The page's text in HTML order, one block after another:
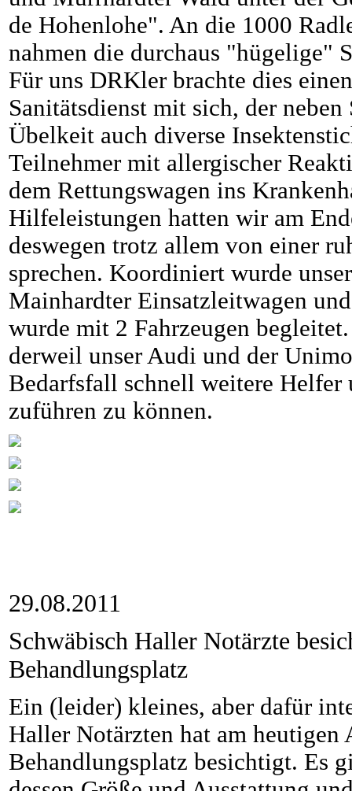
de Hohenlohe". An die 1000
nahmen die durchaus "hügelige"
Für uns DRKler brachte dies
Sanitätsdienst mit sich, der
Übelkeit auch diverse
Teilnehmer mit allergischer
dem Rettungswagen ins
Hilfeleistungen hatten wir am
deswegen trotz allem von einer
sprechen. Koordiniert wurde
Mainhardter Einsatzleitwagen
wurde mit 2 Fahrzeugen
derweil unser Audi und der
Bedarfsfall schnell weitere Helfer
zuführen zu können.
29.08.2011
Schwäbisch Haller Notärzte
Behandlungsplatz
Ein (leider) kleines, aber dafür
Haller Notärzten hat am heutigen
Behandlungsplatz besichtigt. Es